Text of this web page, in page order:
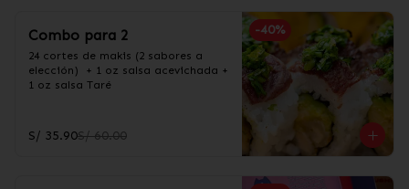
-40%
Combo para 2
24 cortes de makis (2 sabores a
elección)  + 1 oz salsa acevichada +
1 oz salsa Taré
S/ 35.90S/ 60.00